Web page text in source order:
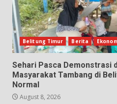
Belitung Timur Berita
Sehari Pasca Demonstrasi
Masyarakat Tambang di
Normal
August 8, 2026